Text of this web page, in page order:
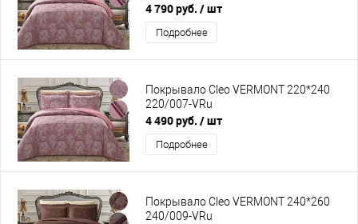
4 790 руб. / шт
Подробнее
Покрывало Cleo VERMONT 220*240
220/007-VRu
4 490 руб. / шт
Подробнее
Покрывало Cleo VERMONT 240*260
240/009-VRu